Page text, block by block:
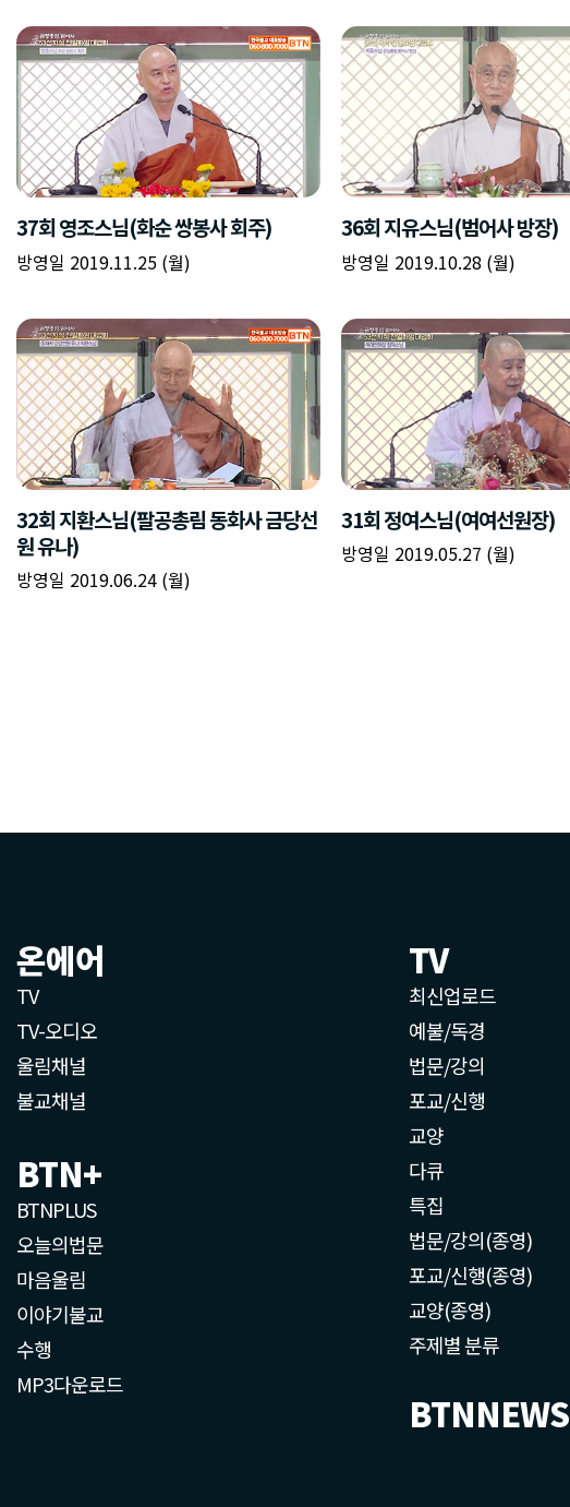
온에어
TV
TV-오디오
울림채널
불교채널
BTN+
BTNPLUS
오늘의법문
마음울림
이야기불교
수행
MP3다운로드
TV
최신업로드
예불/독경
법문/강의
포교/신행
교양
다큐
특집
법문/강의(종영)
포교/신행(종영)
교양(종영)
주제별 분류
BTNNEWS